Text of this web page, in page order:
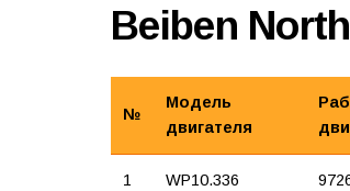
Beiben
№
Модель
двигателя
1 WP10.336